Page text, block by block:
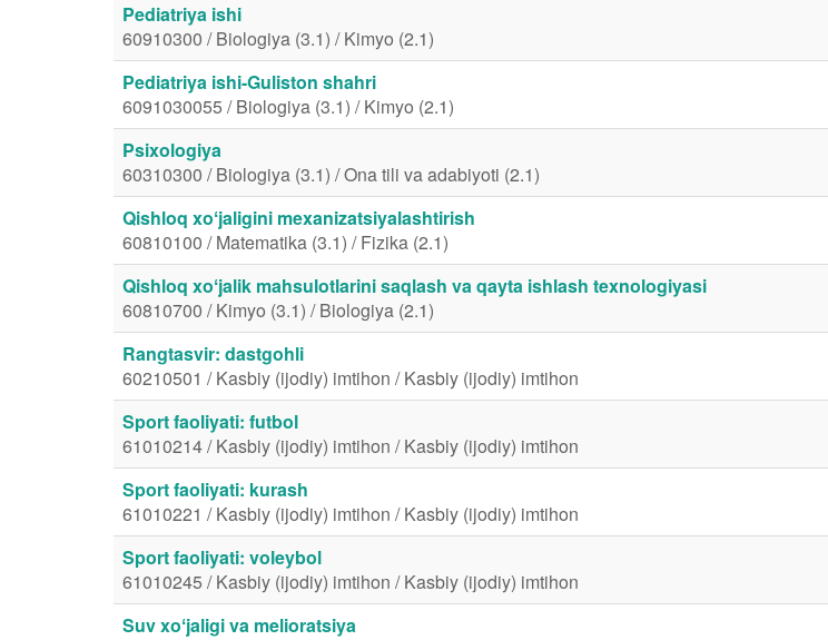
Pediatriya ishi
60910300 / Biologiya (3.1) / Kimyo (2.1)
Pediatriya ishi-Guliston shahri
6091030055 / Biologiya (3.1) / Kimyo (2.1)
Psixologiya
60310300 / Biologiya (3.1) / Ona tili va adabiyoti (2.1)
Qishloq xoʻjaligini mexanizatsiyalashtirish
60810100 / Matematika (3.1) / Fizika (2.1)
Qishloq xoʻjalik mahsulotlarini saqlash va qayta ishlash texnologiyasi
60810700 / Kimyo (3.1) / Biologiya (2.1)
Rangtasvir: dastgohli
60210501 / Kasbiy (ijodiy) imtihon / Kasbiy (ijodiy) imtihon
Sport faoliyati: futbol
61010214 / Kasbiy (ijodiy) imtihon / Kasbiy (ijodiy) imtihon
Sport faoliyati: kurash
61010221 / Kasbiy (ijodiy) imtihon / Kasbiy (ijodiy) imtihon
Sport faoliyati: voleybol
61010245 / Kasbiy (ijodiy) imtihon / Kasbiy (ijodiy) imtihon
Suv xoʻjaligi va melioratsiya